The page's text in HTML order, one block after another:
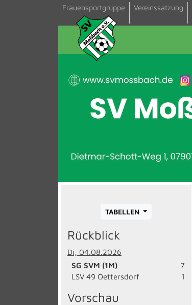
Frauensportgruppe Vereinssatzung
TABELLEN
Rückblick
Di, 04.08.2026
SG SVM (1M)
7
LSV 49 Oettersdorf
1
Vorschau